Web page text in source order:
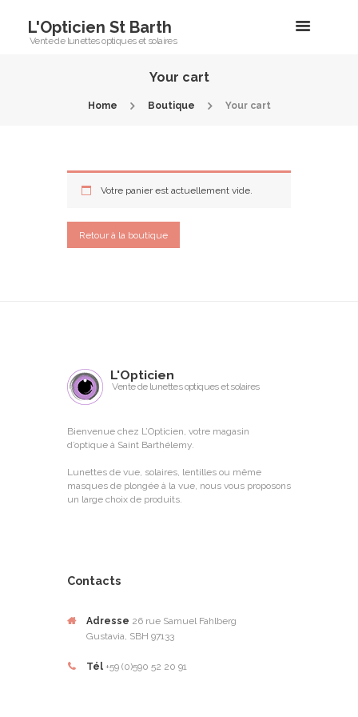
L'Opticien St Barth
Vente de lunettes optiques et solaires
Your cart
Home Boutique Your cart
Votre panier est actuellement vide.
Retour à la boutique
L'Opticien
Vente de lunettes optiques et solaires
Bienvenue chez L’Opticien, votre magasin
d’optique à Saint Barthélemy.
Lunettes de vue, solaires, lentilles ou même
masques de plongée à la vue, nous vous proposons
un large choix de produits.
Contacts
Adresse 26 rue Samuel Fahlberg
Gustavia, SBH 97133
Tél +59 (0)590 52 20 91